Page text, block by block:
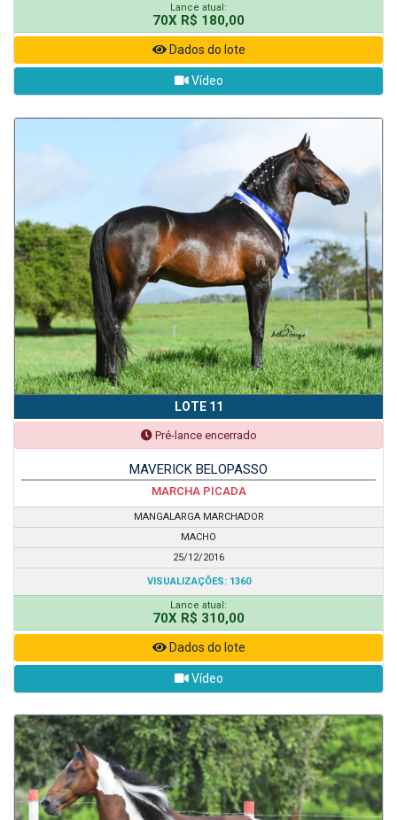
Lance atual:
70X R$ 180,00
Dados do lote
Vídeo
LOTE 11
Pré-lance encerrado
MAVERICK BELOPASSO
MARCHA PICADA
MANGALARGA MARCHADOR
MACHO
25/12/2016
VISUALIZAÇÕES: 1360
Lance atual:
70X R$ 310,00
Dados do lote
Vídeo